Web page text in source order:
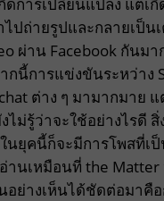
ปถ่ายรูปและกลายเป็น
ผ่าน Facebook กันม
นี้การแข่งขันระหว่าง
ต่าง ๆ มามากมาย
รู้ว่าจะใช้อย่างไรดี
นยุคนี้ก็จะมีการโพสที่เ
านเหมือนที่ the
ย่างเห็นได้ชัดต่อมาคื